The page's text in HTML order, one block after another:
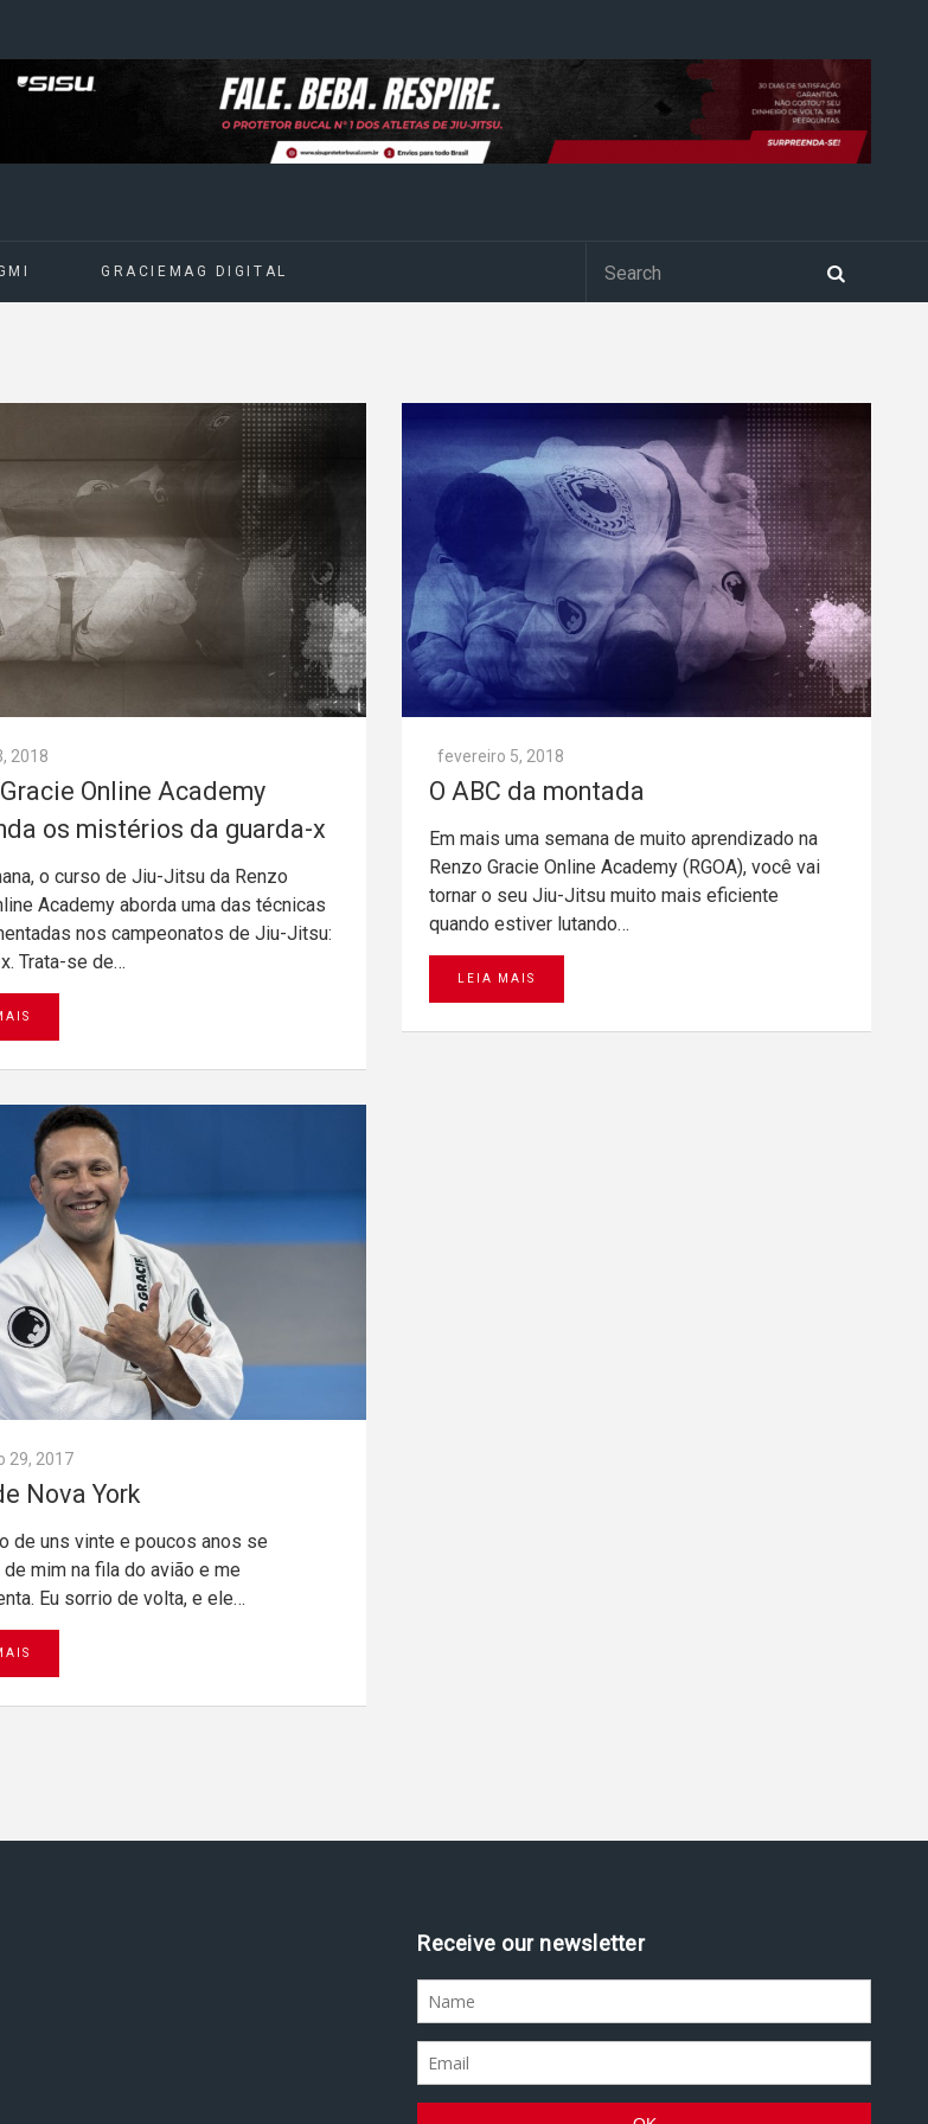
GRACIEMAG DIGITAL
2018
Online Academy
os mistérios da guarda-x
o curso de Jiu-Jitsu da Renzo
Academy aborda uma das técnicas
nos campeonatos de Jiu-Jitsu:
Trata-se de…
fevereiro 5, 2018
O ABC da montada
Em mais uma semana de muito aprendizado na
Renzo Gracie Online Academy (RGOA), você vai
tornar o seu Jiu-Jitsu muito mais eficiente
quando estiver lutando…
LEIA MAIS
29, 2017
Nova York
de uns vinte e poucos anos se
mim na fila do avião e me
Eu sorrio de volta, e ele…
Receive our newsletter